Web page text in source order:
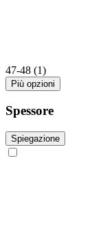
47-48 (1)
Più opzioni
Spessore
Spiegazione